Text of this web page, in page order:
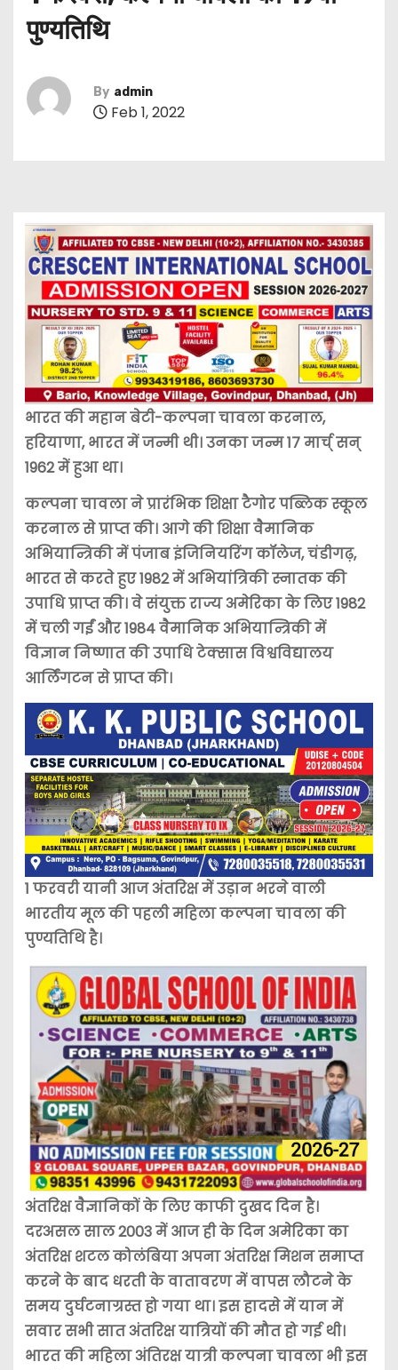
पुण्यतिथि
By admin
Feb 1, 2022
भारत की महान बेटी-कल्पना चावला करनाल,
हरियाणा, भारत में जन्मी थी। उनका जन्म 17 मार्च् सन्
1962 में हुआ था।
कल्पना चावला ने प्रारंभिक शिक्षा टैगोर पब्लिक स्कूल
करनाल से प्राप्त की। आगे की शिक्षा वैमानिक
अभियान्त्रिकी में पंजाब इंजिनियरिंग कॉलेज, चंडीगढ़,
भारत से करते हुए 1982 में अभियांत्रिकी स्नातक की
उपाधि प्राप्त की। वे संयुक्त राज्य अमेरिका के लिए 1982
में चली गईं और 1984 वैमानिक अभियान्त्रिकी में
विज्ञान निष्णात की उपाधि टेक्सास विश्वविद्यालय
आर्लिंगटन से प्राप्त की।
1 फरवरी यानी आज अंतरिक्ष में उड़ान भरने वाली
भारतीय मूल की पहली महिला कल्पना चावला की
पुण्यतिथि है।
अंतरिक्ष वैज्ञानिकों के लिए काफी दुखद दिन है।
दरअसल साल 2003 में आज ही के दिन अमेरिका का
अंतरिक्ष शटल कोलंबिया अपना अंतरिक्ष मिशन समाप्त
करने के बाद धरती के वातावरण में वापस लौटने के
समय दुर्घटनाग्रस्त हो गया था। इस हादसे में यान में
सवार सभी सात अंतरिक्ष यात्रियों की मौत हो गई थी।
भारत की महिला अंतिरक्ष यात्री कल्पना चावला भी इस